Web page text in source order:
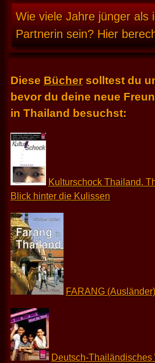
Wie viele Jahre jünger als
Partnerin sein? Hier
Diese Büchersolltest du
bevor du deine neue
in Thailand besuchst:
Kulturschock Thailand.
Blick hinter die Kulissen
FARANG
Deutsch-Thailändisches